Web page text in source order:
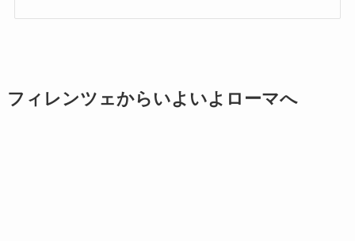
フィレンツェからいよいよローマへ